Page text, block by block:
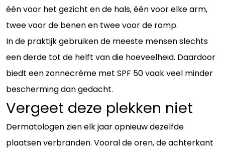
één voor het gezicht en de hals, één voor elke arm,
twee voor de benen en twee voor de romp.
In de praktijk gebruiken de meeste mensen slechts
een derde tot de helft van die hoeveelheid. Daardoor
biedt een zonnecrème met SPF 50 vaak veel minder
bescherming dan gedacht.
Vergeet deze plekken niet
Dermatologen zien elk jaar opnieuw dezelfde
plaatsen verbranden. Vooral de oren, de achterkant